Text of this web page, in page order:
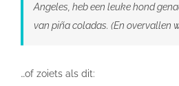
Angeles, heb een leuke hond
van piña coladas. (En overvallen
…of zoiets als dit: